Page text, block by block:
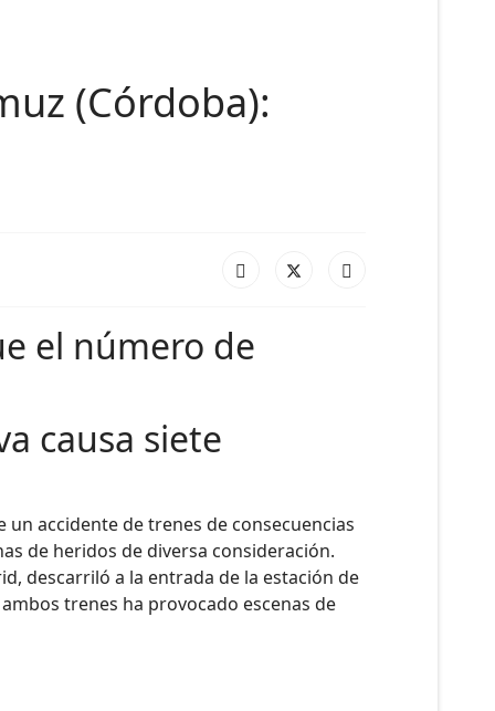
(Córdoba):
el número de
causa siete
accidente de trenes de consecuencias
de heridos de diversa consideración.
descarriló a la entrada de la estación de
trenes ha provocado escenas de